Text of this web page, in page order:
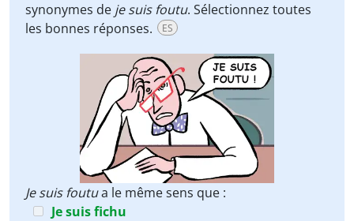
synonymes de je suis foutu. Sélectionnez toutes
les bonnes réponses.
ES
Je suis foutua le même sens que :
Je suis fichu